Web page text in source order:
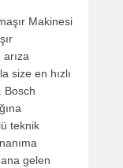
Makinesi
arıza
size en hızlı
Bosch
teknik
gelen